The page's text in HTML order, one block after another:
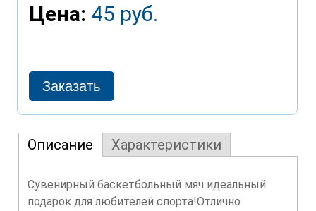
Цена: 45 руб.
Описание Характеристики
Сувенирный баскетбольный мяч идеальный
подарок для любителей спорта!Отлично